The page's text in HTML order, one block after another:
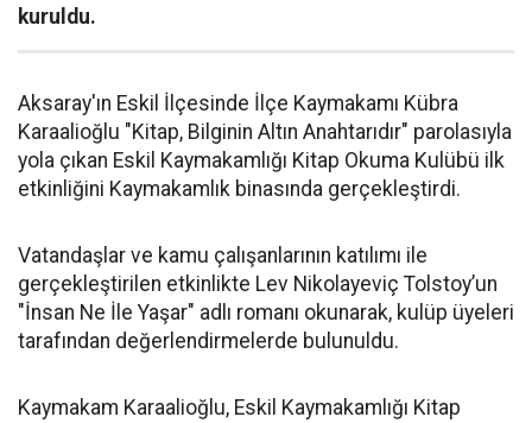
kuruldu.
Aksaray'ın Eskil İlçesinde İlçe Kaymakamı Kübra
Karaalioğlu "Kitap, Bilginin Altın Anahtarıdır" parolasıyla
yola çıkan Eskil Kaymakamlığı Kitap Okuma Kulübü ilk
etkinliğini Kaymakamlık binasında gerçekleştirdi.
Vatandaşlar ve kamu çalışanlarının katılımı ile
gerçekleştirilen etkinlikte Lev Nikolayeviç Tolstoy’un
"İnsan Ne İle Yaşar" adlı romanı okunarak, kulüp üyeleri
tarafından değerlendirmelerde bulunuldu.
Kaymakam Karaalioğlu, Eskil Kaymakamlığı Kitap